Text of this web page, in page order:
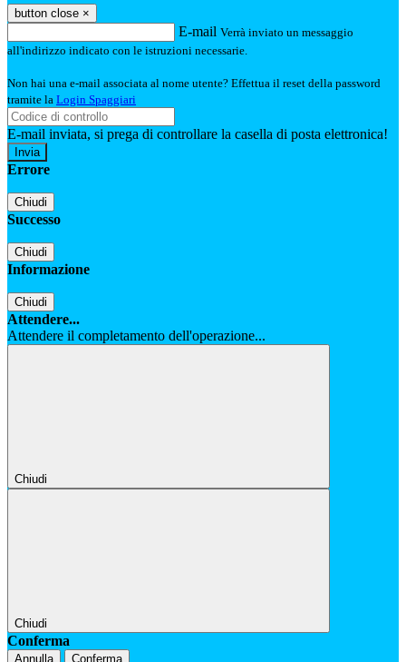
button close ×
E-mail Verrà inviato un messaggio
all'indirizzo indicato con le istruzioni necessarie.
Non hai una e-mail associata al nome utente? Effettua il reset della password
tramite la Login Spaggiari
E-mail inviata, si prega di controllare la casella di posta elettronica!
Errore
Chiudi
Successo
Chiudi
Informazione
Chiudi
Attendere...
Attendere il completamento dell'operazione...
Chiudi
Chiudi
Conferma
Annulla Conferma